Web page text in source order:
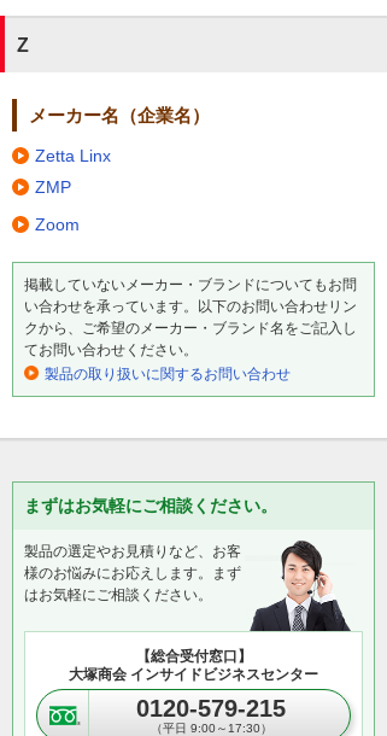
Z
メーカー名（企業名）
Zetta Linx
ZMP
Zoom
掲載していないメーカー・ブランドについてもお問
い合わせを承っています。以下のお問い合わせリン
クから、ご希望のメーカー・ブランド名をご記入し
てお問い合わせください。
製品の取り扱いに関するお問い合わせ
まずはお気軽にご相談ください。
製品の選定やお見積りなど、お客
様のお悩みにお応えします。まず
はお気軽にご相談ください。
【総合受付窓口】
大塚商会 インサイドビジネスセンター
0120-579-215
（平日 9:00～17:30）